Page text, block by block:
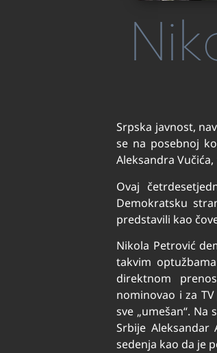
Srpska javnost,
se na posebnoj
Aleksandra
Ovaj
Demokratsku
predstavili kao
Nikola Petrović
takvim
direktnom
nominovao i za
sve „umešan“.
Srbije
sedenja kao da je